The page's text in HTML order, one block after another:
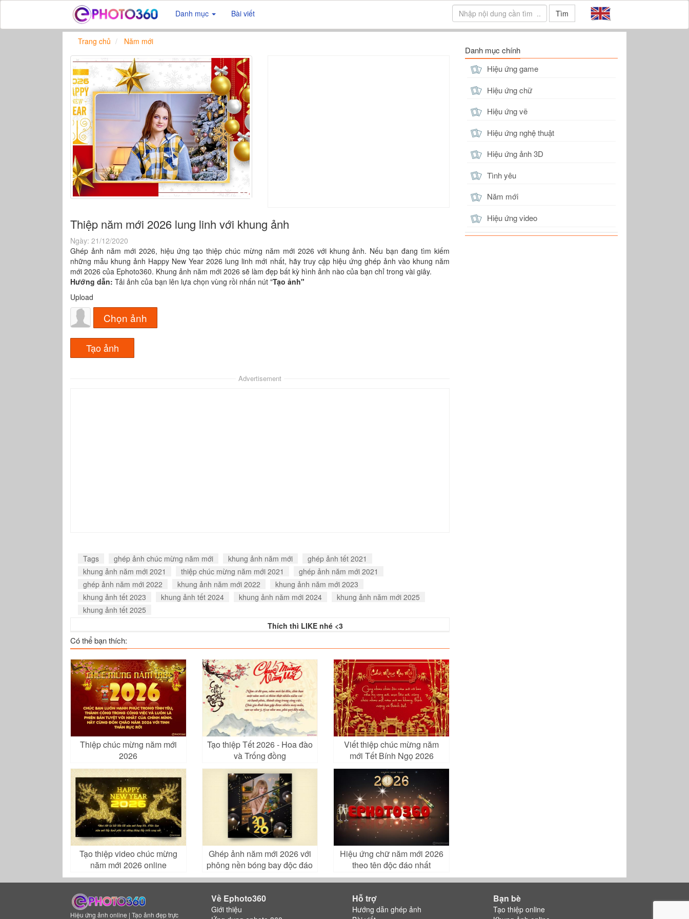
Danh mục Bài viết Tìm
Trang chủ Năm mới
Thiệp năm mới 2026 lung linh với khung ảnh
Ngày: 21/12/2020
Ghép ảnh năm mới 2026, hiệu ứng tạo thiệp chúc mừng năm mới 2026 với khung ảnh. Nếu bạn đang tìm kiếm
những mẫu khung ảnh Happy New Year 2026 lung linh mới nhất, hãy truy cập hiệu ứng ghép ảnh vào khung năm
mới 2026 của Ephoto360. Khung ảnh năm mới 2026 sẽ làm đẹp bất kỳ hình ảnh nào của bạn chỉ trong vài giây.
Hướng dẫn: Tải ảnh của bạn lên lựa chọn vùng rồi nhấn nút "Tạo ảnh"
Upload
Chọn ảnh
Advertisement
Tags ghép ảnh chúc mừng năm mới khung ảnh năm mới
ghép ảnh tết 2021
khung ảnh năm mới 2021
thiệp chúc mừng năm mới 2021
ghép ảnh năm mới 2021
ghép ảnh năm mới 2022
khung ảnh năm mới 2022
khung ảnh năm mới 2023
khung ảnh tết 2023
khung ảnh tết 2024 khung ảnh năm mới 2024
khung ảnh năm mới 2025
khung ảnh tết 2025
Thích thì LIKE nhé <3
Có thể bạn thích:
Thiệp chúc mừng năm mới
2026
Tạo thiệp Tết 2026 - Hoa đào
và Trống đồng
Viết thiệp chúc mừng năm
mới Tết Bính Ngọ 2026
Tạo thiệp video chúc mừng
năm mới 2026 online
Ghép ảnh năm mới 2026 với
phông nền bóng bay độc đáo
Hiệu ứng chữ năm mới 2026
theo tên độc đáo nhất
Danh mục chính
Hiệu ứng game
Hiệu ứng chữ
Hiệu ứng vẽ
Hiệu ứng nghệ thuật
Hiệu ứng ảnh 3D
Tình yêu
Năm mới
Hiệu ứng video
Hiệu ứng ảnh online | Tạo ảnh đẹp trực
Về Ephoto360
Giới thiệu
Hỗ trợ
Hướng dẫn ghép ảnh
Bạn bè
Tạo thiệp online